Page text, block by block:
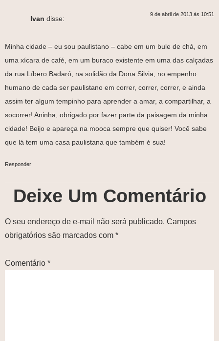
Ivan disse:
9 de abril de 2013 às 10:51
Minha cidade – eu sou paulistano – cabe em um bule de chá, em
uma xícara de café, em um buraco existente em uma das calçadas
da rua Líbero Badaró, na solidão da Dona Silvia, no empenho
humano de cada ser paulistano em correr, correr, correr, e ainda
assim ter algum tempinho para aprender a amar, a compartilhar, a
socorrer! Aninha, obrigado por fazer parte da paisagem da minha
cidade! Beijo e apareça na mooca sempre que quiser! Você sabe
que lá tem uma casa paulistana que também é sua!
Responder
Deixe Um Comentário
O seu endereço de e-mail não será publicado. Campos
obrigatórios são marcados com *
Comentário *